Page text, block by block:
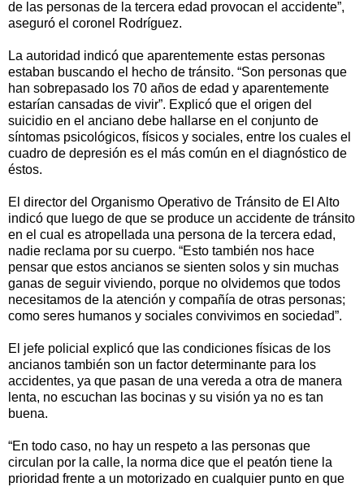
de las personas de la tercera edad provocan el accidente”,
aseguró el coronel Rodríguez.
La autoridad indicó que aparentemente estas personas
estaban buscando el hecho de tránsito. “Son personas que
han sobrepasado los 70 años de edad y aparentemente
estarían cansadas de vivir”. Explicó que el origen del
suicidio en el anciano debe hallarse en el conjunto de
síntomas psicológicos, físicos y sociales, entre los cuales el
cuadro de depresión es el más común en el diagnóstico de
éstos.
El director del Organismo Operativo de Tránsito de El Alto
indicó que luego de que se produce un accidente de tránsito
en el cual es atropellada una persona de la tercera edad,
nadie reclama por su cuerpo. “Esto también nos hace
pensar que estos ancianos se sienten solos y sin muchas
ganas de seguir viviendo, porque no olvidemos que todos
necesitamos de la atención y compañía de otras personas;
como seres humanos y sociales convivimos en sociedad”.
El jefe policial explicó que las condiciones físicas de los
ancianos también son un factor determinante para los
accidentes, ya que pasan de una vereda a otra de manera
lenta, no escuchan las bocinas y su visión ya no es tan
buena.
“En todo caso, no hay un respeto a las personas que
circulan por la calle, la norma dice que el peatón tiene la
prioridad frente a un motorizado en cualquier punto en que